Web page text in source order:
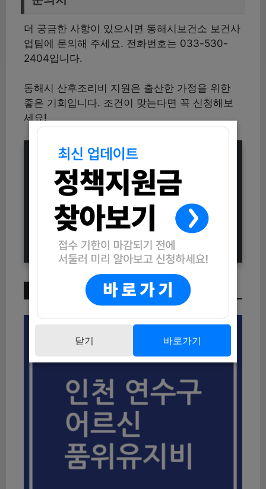
더 궁금한 사항이 있으시면 동해시보건소 보건사
업팀에 문의해 주세요. 전화번호는 033-530-
2404입니다.
동해시 산후조리비 지원은 출산한 가정을 위한
좋은 기회입니다. 조건이 맞는다면 꼭 신청해보
세요!
2025 강릉시 무연고 노후간판 정비
지원사업 신청방법 (자격조건 및 지원
내용 총정리)
2025 남양주시 청년도전지원사업 신
청방법 (자격조건부터 개강식까지)
이번 주 인기 글
닫기 바로가기